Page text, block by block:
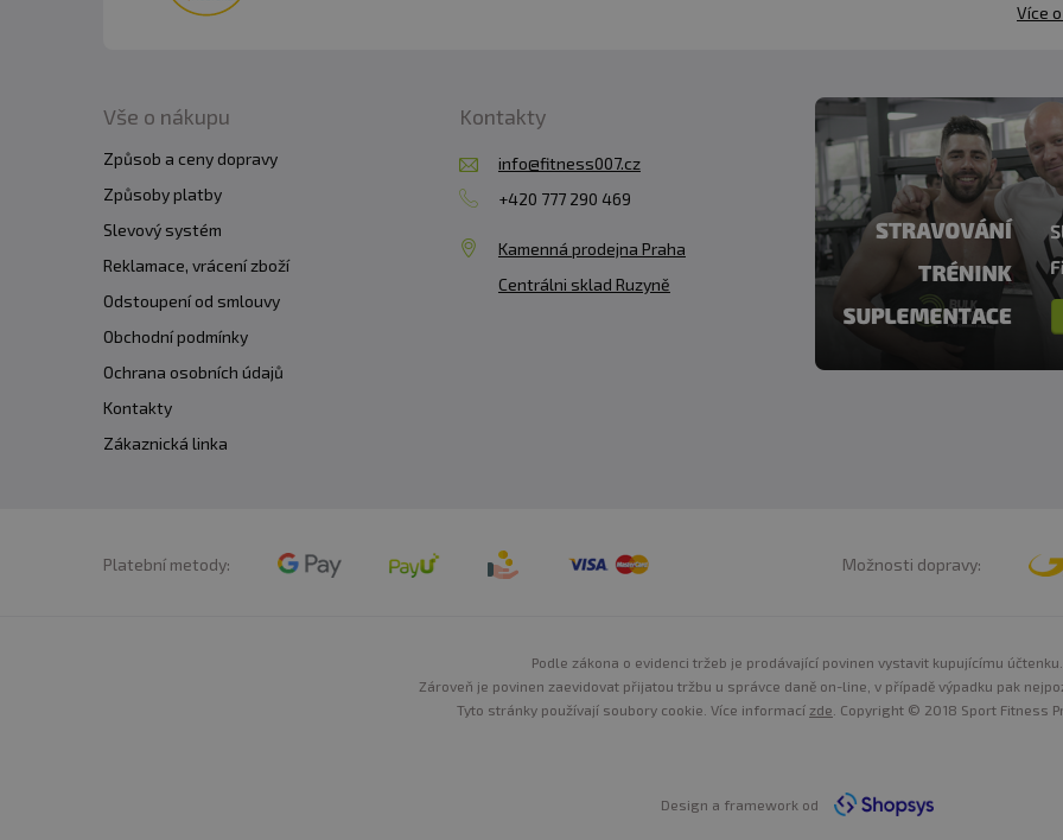
Více
Vše o nákupu
Způsob a ceny dopravy
Způsoby platby
Slevový systém
Reklamace, vrácení zboží
Odstoupení od smlouvy
Obchodní podmínky
Ochrana osobních údajů
Kontakty
Zákaznická linka
Kontakty
info@fitness007.cz
+420 777 290 469
Kamenná prodejna Praha
Centrálni sklad Ruzyně
Platební metody: Možnosti dopravy:
Podle zákona o evidenci tržeb je prodávající povinen vystavit kupujícímu účtenku.
Zároveň je povinen zaevidovat přijatou tržbu u správce daně on-line, v případě výpadku pak
Tyto stránky používají soubory cookie. Více informací zde . Copyright © 2018 Sport Fitness
Design a framework od